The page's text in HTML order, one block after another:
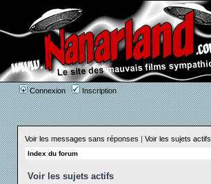
Connexion Inscription
Voir les messages sans réponses | Voir les sujets actifs
Index du forum
Voir les sujets actifs